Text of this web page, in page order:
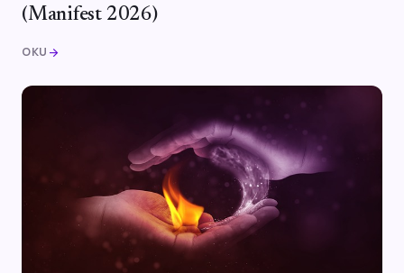
(Manifest 2026)
OKU arrow_forward